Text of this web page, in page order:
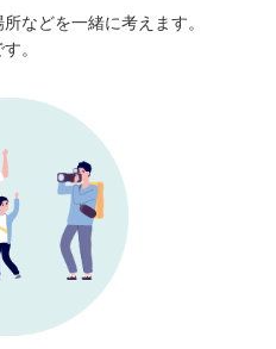
などを一緒に考えます。
。